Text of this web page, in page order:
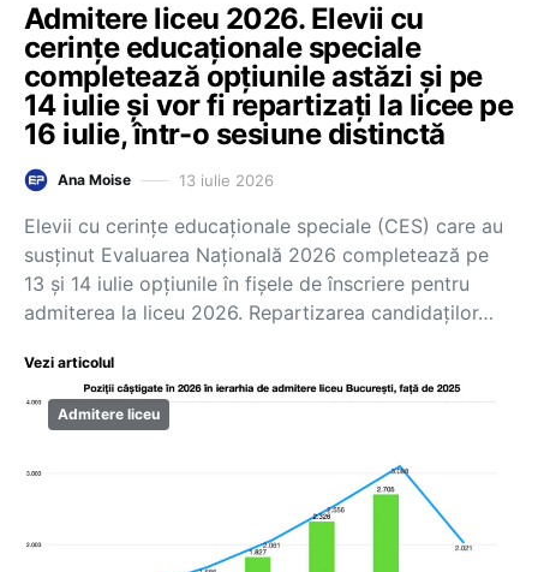
Admitere liceu 2026. Elevii cu
cerințe educaționale speciale
completează opțiunile astăzi și pe
14 iulie și vor fi repartizați la licee pe
16 iulie, într-o sesiune distinctă
Ana Moise 13 iulie 2026
Elevii cu cerințe educaționale speciale (CES) care au
susținut Evaluarea Națională 2026 completează pe
13 și 14 iulie opțiunile în fișele de înscriere pentru
admiterea la liceu 2026. Repartizarea candidaților…
Vezi articolul
Admitere liceu